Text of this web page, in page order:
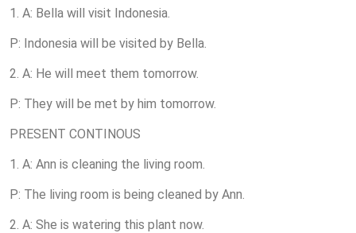
1. A: Bella will visit Indonesia.
P: Indonesia will be visited by Bella.
2. A: He will meet them tomorrow.
P: They will be met by him tomorrow.
PRESENT CONTINOUS
1. A: Ann is cleaning the living room.
P: The living room is being cleaned by Ann.
2. A: She is watering this plant now.